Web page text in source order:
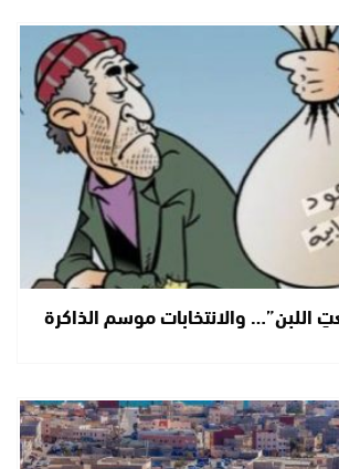
والانتخابات موسم الذاكرة